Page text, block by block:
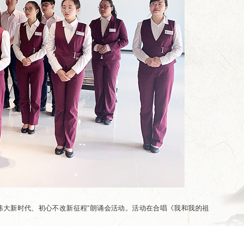
时代、初心不改新征程”朗诵会活动。活动在合唱《我和我的祖